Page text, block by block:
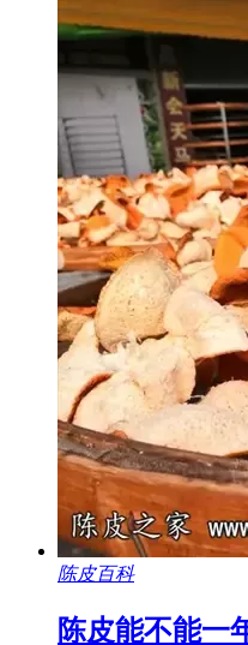
陈皮百科
陈皮能不能一